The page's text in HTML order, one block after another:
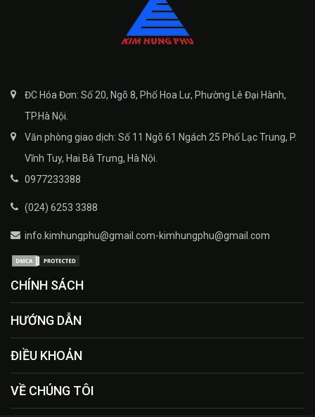
ĐC Hóa Đơn: Số 20, Ngõ 8, Phố Hoa Lư, Phường Lê Đại Hành,
TP.Hà Nội.
Văn phòng giao dịch: Số 11 Ngõ 61 Ngách 25 Phố Lạc Trung, P.
Vĩnh Tuy, Hai Bà Trưng, Hà Nội.
0977233388
(024) 6253 3388
info.kimhungphu@gmail.com-kimhungphu@gmail.com
CHÍNH SÁCH
HƯỚNG DẪN
ĐIỀU KHOẢN
VỀ CHÚNG TÔI